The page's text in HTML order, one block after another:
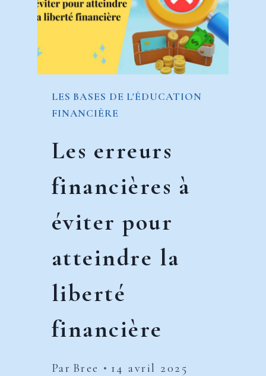
RETRAITE
LES BASES DE L'ÉDUCATION
FINANCIÈRE
Les erreurs
financières à
éviter pour
atteindre la
liberté
financière
Par Bree 14 avril 2025